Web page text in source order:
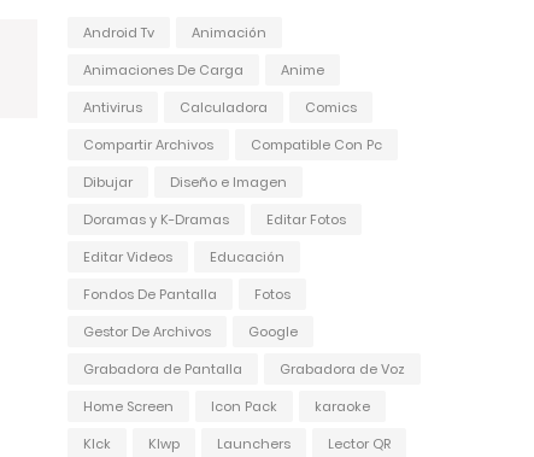
Android Tv
Animación
Animaciones De Carga
Anime
Antivirus
Calculadora
Comics
Compartir Archivos
Compatible Con Pc
Dibujar
Diseño e Imagen
Doramas y K-Dramas
Editar Fotos
Editar Videos
Educación
Fondos De Pantalla
Fotos
Gestor De Archivos
Google
Grabadora de Pantalla
Grabadora de Voz
Home Screen
Icon Pack
karaoke
Klck
Klwp Launchers Lector QR